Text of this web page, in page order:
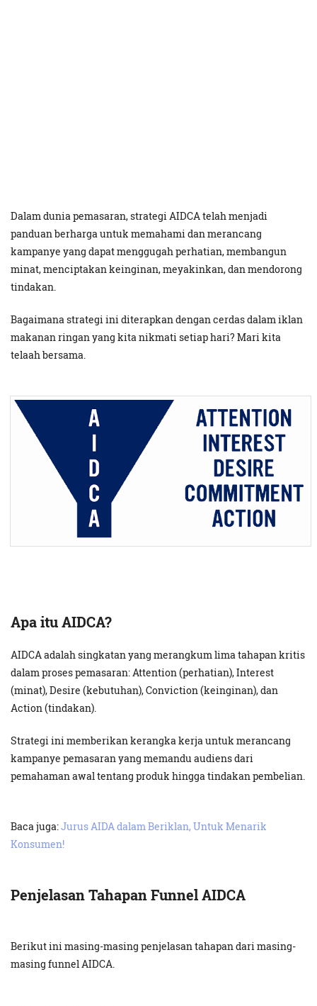
Dalam dunia pemasaran, strategi AIDCA telah menjadi
panduan berharga untuk memahami dan merancang
kampanye yang dapat menggugah perhatian, membangun
minat, menciptakan keinginan, meyakinkan, dan mendorong
tindakan.
Bagaimana strategi ini diterapkan dengan cerdas dalam iklan
makanan ringan yang kita nikmati setiap hari? Mari kita
telaah bersama.
Apa itu AIDCA?
AIDCA adalah singkatan yang merangkum lima tahapan kritis
dalam proses pemasaran: Attention (perhatian), Interest
(minat), Desire (kebutuhan), Conviction (keinginan), dan
Action (tindakan).
Strategi ini memberikan kerangka kerja untuk merancang
kampanye pemasaran yang memandu audiens dari
pemahaman awal tentang produk hingga tindakan pembelian.
Baca juga:Jurus AIDA dalam Beriklan, Untuk Menarik
Konsumen!
Penjelasan Tahapan Funnel AIDCA
Berikut ini masing-masing penjelasan tahapan dari masing-
masing funnel AIDCA.